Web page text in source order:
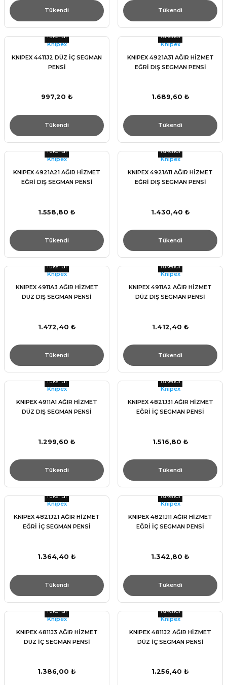
Tükendi Tükendi
Tükendi
Knıpex
KNIPEX 4411J2 DÜZ İÇ SEGMAN
PENSİ
997,20 ₺
Tükendi
Tükendi
Knıpex
KNIPEX 4921A31 AĞIR HİZMET
EĞRİ DIŞ SEGMAN PENSİ
1.689,60 ₺
Tükendi
Tükendi
Knıpex
KNIPEX 4921A21 AĞIR HİZMET
EĞRİ DIŞ SEGMAN PENSİ
1.558,80 ₺
Tükendi
Tükendi
Knıpex
KNIPEX 4921A11 AĞIR HİZMET
EĞRİ DIŞ SEGMAN PENSİ
1.430,40 ₺
Tükendi
Tükendi
Knıpex
KNIPEX 4911A3 AĞIR HİZMET
DÜZ DIŞ SEGMAN PENSİ
1.472,40 ₺
Tükendi
Tükendi
Knıpex
KNIPEX 4911A2 AĞIR HİZMET
DÜZ DIŞ SEGMAN PENSİ
1.412,40 ₺
Tükendi
Tükendi
Knıpex
KNIPEX 4911A1 AĞIR HİZMET
DÜZ DIŞ SEGMAN PENSİ
1.299,60 ₺
Tükendi
Tükendi
Knıpex
KNIPEX 4821J31 AĞIR HİZMET
EĞRİ İÇ SEGMAN PENSİ
1.516,80 ₺
Tükendi
Tükendi
Knıpex
KNIPEX 4821J21 AĞIR HİZMET
EĞRİ İÇ SEGMAN PENSİ
1.364,40 ₺
Tükendi
Tükendi
Knıpex
KNIPEX 4821J11 AĞIR HİZMET
EĞRİ İÇ SEGMAN PENSİ
1.342,80 ₺
Tükendi
Tükendi
Knıpex
KNIPEX 4811J3 AĞIR HİZMET
DÜZ İÇ SEGMAN PENSİ
1.386,00 ₺
Tükendi
Knıpex
KNIPEX 4811J2 AĞIR HİZMET
DÜZ İÇ SEGMAN PENSİ
1.256,40 ₺